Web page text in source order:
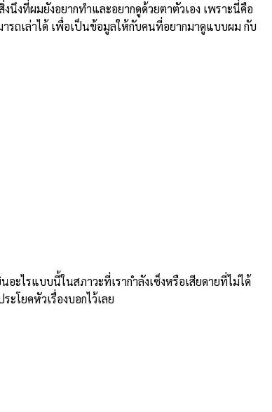
งที่ผมยังอยากทำและอยากดูด้วยตาตัวเอง เพราะนี่คือ
รถเล่าได้ เพื่อเป็นข้อมูลให้กับคนที่อยากมาดูแบบผม กับ
ะไรแบบนี้ในสภาวะที่เรากำลังเซ็งหรือเสียดายที่ไม่ได้
ะโยคหัวเรื่องบอกไว้เลย